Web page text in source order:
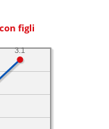
figli
3.1